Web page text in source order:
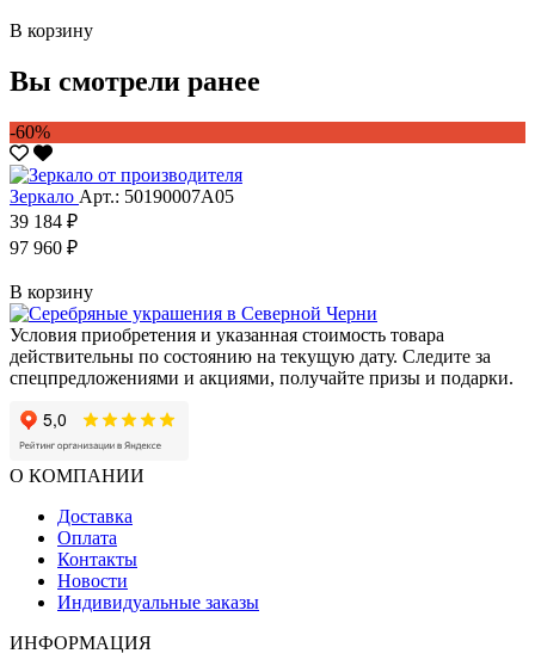
В корзину
Вы смотрели ранее
-60%
Зеркало Арт.: 50190007А05
39 184 ₽
97 960 ₽
В корзину
Условия приобретения и указанная стоимость товара
действительны по состоянию на текущую дату. Следите за
спецпредложениями и акциями, получайте призы и подарки.
О КОМПАНИИ
Доставка
Оплата
Контакты
Новости
Индивидуальные заказы
ИНФОРМАЦИЯ